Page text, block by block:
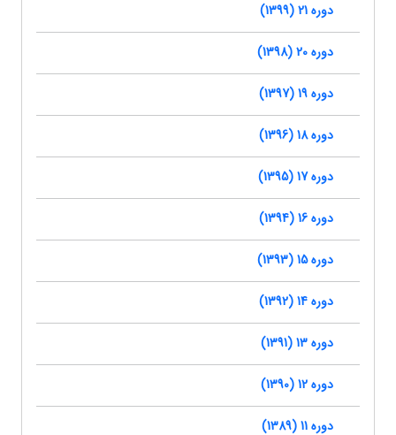
دوره 21 (1399)
دوره 20 (1398)
دوره 19 (1397)
دوره 18 (1396)
دوره 17 (1395)
دوره 16 (1394)
دوره 15 (1393)
دوره 14 (1392)
دوره 13 (1391)
دوره 12 (1390)
دوره 11 (1389)